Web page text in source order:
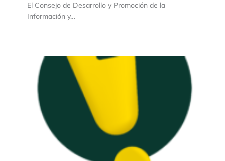
El Consejo de Desarrollo y Promoción de la
Información y…